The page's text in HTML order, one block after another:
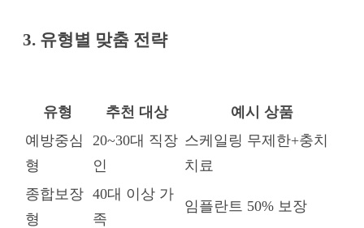
3. 유형별 맞춤 전략
유형 추천 대상
예시 상품
예방중심
형
20~30대 직장
인
스케일링 무제한+충치
치료
종합보장
형
40대 이상 가
족
임플란트 50% 보장